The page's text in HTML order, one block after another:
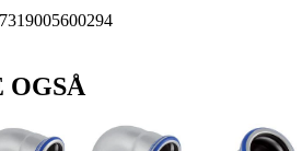
7319005600294
OGSÅ